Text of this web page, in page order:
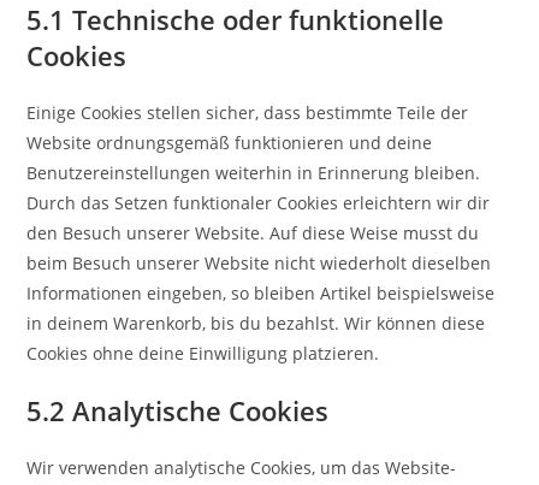
5.1 Technische oder funktionelle
Cookies
Einige Cookies stellen sicher, dass bestimmte Teile der
Website ordnungsgemäß funktionieren und deine
Benutzereinstellungen weiterhin in Erinnerung bleiben.
Durch das Setzen funktionaler Cookies erleichtern wir dir
den Besuch unserer Website. Auf diese Weise musst du
beim Besuch unserer Website nicht wiederholt dieselben
Informationen eingeben, so bleiben Artikel beispielsweise
in deinem Warenkorb, bis du bezahlst. Wir können diese
Cookies ohne deine Einwilligung platzieren.
5.2 Analytische Cookies
Wir verwenden analytische Cookies, um das Website-